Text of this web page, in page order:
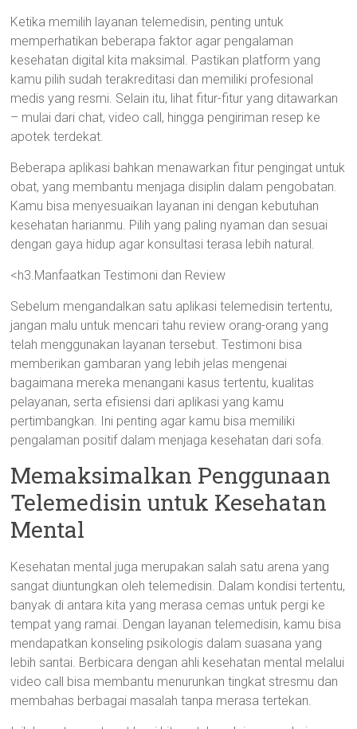
Ketika memilih layanan telemedisin, penting untuk
memperhatikan beberapa faktor agar pengalaman
kesehatan digital kita maksimal. Pastikan platform yang
kamu pilih sudah terakreditasi dan memiliki profesional
medis yang resmi. Selain itu, lihat fitur-fitur yang ditawarkan
– mulai dari chat, video call, hingga pengiriman resep ke
apotek terdekat.
Beberapa aplikasi bahkan menawarkan fitur pengingat untuk
obat, yang membantu menjaga disiplin dalam pengobatan.
Kamu bisa menyesuaikan layanan ini dengan kebutuhan
kesehatan harianmu. Pilih yang paling nyaman dan sesuai
dengan gaya hidup agar konsultasi terasa lebih natural.
<h3.Manfaatkan Testimoni dan Review
Sebelum mengandalkan satu aplikasi telemedisin tertentu,
jangan malu untuk mencari tahu review orang-orang yang
telah menggunakan layanan tersebut. Testimoni bisa
memberikan gambaran yang lebih jelas mengenai
bagaimana mereka menangani kasus tertentu, kualitas
pelayanan, serta efisiensi dari aplikasi yang kamu
pertimbangkan. Ini penting agar kamu bisa memiliki
pengalaman positif dalam menjaga kesehatan dari sofa.
Memaksimalkan Penggunaan
Telemedisin untuk Kesehatan
Mental
Kesehatan mental juga merupakan salah satu arena yang
sangat diuntungkan oleh telemedisin. Dalam kondisi tertentu,
banyak di antara kita yang merasa cemas untuk pergi ke
tempat yang ramai. Dengan layanan telemedisin, kamu bisa
mendapatkan konseling psikologis dalam suasana yang
lebih santai. Berbicara dengan ahli kesehatan mental melalui
video call bisa membantu menurunkan tingkat stresmu dan
membahas berbagai masalah tanpa merasa tertekan.